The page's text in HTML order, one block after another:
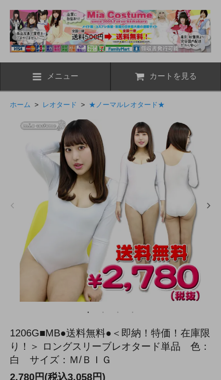
メニュー カートを見る
ホーム > レオタード > ★ノーマルレオタード★
1206G■MB●送料無料●＜即納！特価！在庫限
り！＞ ロングスリーブレオタード単品 色：
白 サイズ：Ｍ/ＢＩＧ
2,780円(税込3,058円)